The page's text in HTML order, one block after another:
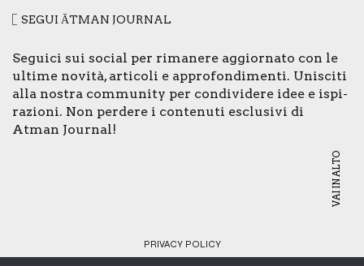
SEGUI ĀTMAN JOUR­NAL
Segui­ci sui social per rima­ne­re aggior­na­to con le
ulti­me novi­tà, arti­co­li e appro­fon­di­men­ti. Uni­sci­ti
alla nostra com­mu­ni­ty per con­di­vi­de­re idee e ispi­
ra­zio­ni. Non per­de­re i con­te­nu­ti esclu­si­vi di
Atman Jour­nal!
PRI­VA­CY POLI­CY
VAI IN ALTO